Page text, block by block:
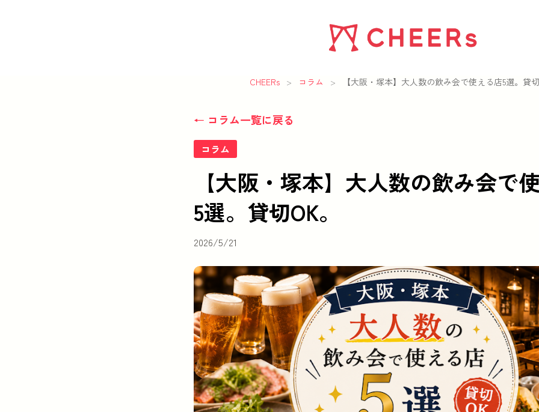
CHEERs > コラム > 【大阪・塚本】大人数の飲み会で使える店5選。貸切
← コラム一覧に戻る
コラム
【大阪・塚本】大人数の飲み会で
5選。貸切OK。
2026/5/21